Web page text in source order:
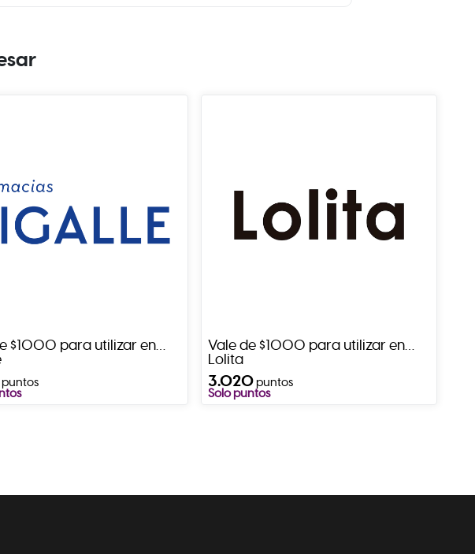
$1000 para utilizar en
puntos
Vale de $1000 para utilizar en
Lolita
3.020puntos
Solo puntos